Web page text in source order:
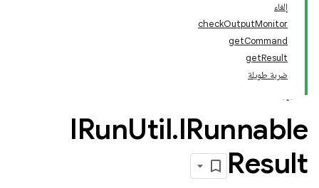
إلغاء
checkOutputMonitor
getCommand
getResult
ضربة طويلة
IRunUtil.IRunnable
Result